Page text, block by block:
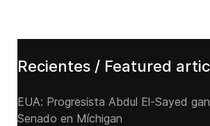
Recientes / Featured
EUA: Progresista Abdul El-Sayed
Senado ‌en Míchigan